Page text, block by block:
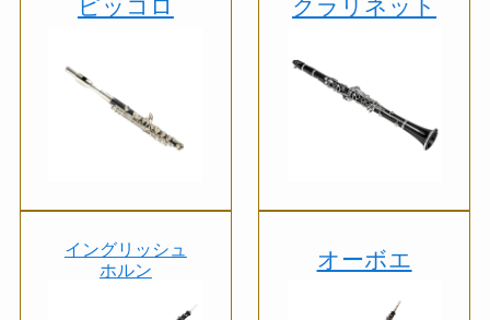
ピッコロ クラリネット
イングリッシュ
ホルン
オーボエ